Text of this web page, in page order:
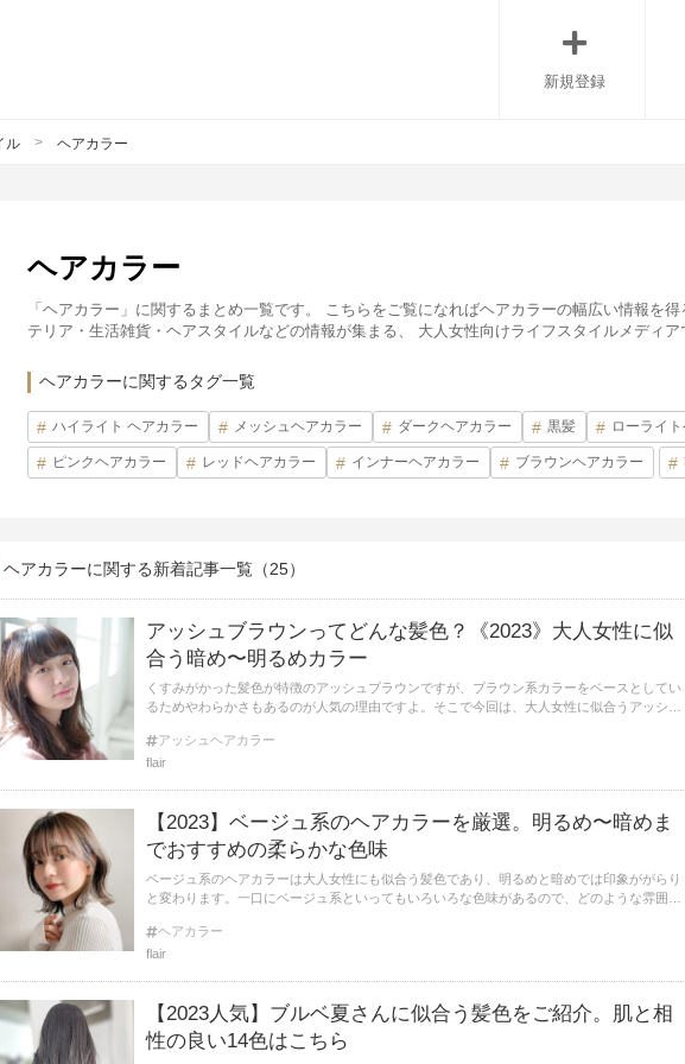
新規登録
ル > ヘアカラー
ヘアカラー
「ヘアカラー」に関するまとめ一覧です。 こちらをご覧になればヘアカラーの幅広い情報を
テリア・生活雑貨・ヘアスタイルなどの情報が集まる、 大人女性向けライフスタイルメディア
ヘアカラーに関するタグ一覧
ハイライト ヘアカラー メッシュヘアカラー ダークヘアカラー 黒髪 ローライ
ピンクヘアカラー レッドヘアカラー インナーヘアカラー ブラウンヘアカラー
ヘアカラーに関する新着記事一覧（25）
アッシュブラウンってどんな髪色？《2023》大人女性に似
合う暗め〜明るめカラー
くすみがかった髪色が特徴のアッシュブラウンですが、ブラウン系カラーをベースとしてい
るためやわらかさもあるのが人気の理由ですよ。そこで今回は、大人女性に似合うアッシュ
アッシュヘアカラー
flair
【2023】ベージュ系のヘアカラーを厳選。明るめ〜暗めま
でおすすめの柔らかな色味
ベージュ系のヘアカラーは大人女性にも似合う髪色であり、明るめと暗めでは印象ががらり
と変わります。一口にベージュ系といってもいろいろな色味があるので、どのような雰囲気
ヘアカラー
flair
【2023人気】ブルベ夏さんに似合う髪色をご紹介。肌と相
性の良い14色はこちら